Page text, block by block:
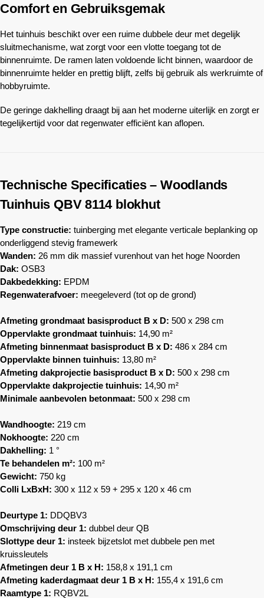
Comfort en Gebruiksgemak
Het tuinhuis beschikt over een ruime dubbele deur met degelijk
sluitmechanisme, wat zorgt voor een vlotte toegang tot de
binnenruimte. De ramen laten voldoende licht binnen, waardoor de
binnenruimte helder en prettig blijft, zelfs bij gebruik als werkruimte of
hobbyruimte.
De geringe dakhelling draagt bij aan het moderne uiterlijk en zorgt er
tegelijkertijd voor dat regenwater efficiënt kan aflopen.
Technische Specificaties –Woodlands
Tuinhuis QBV 8114 blokhut
Type constructie: tuinberging met elegante verticale beplanking op
onderliggend stevig framewerk
Wanden: 26 mm dik massief vurenhout van het hoge Noorden
Dak: OSB3
Dakbedekking: EPDM
Regenwaterafvoer: meegeleverd (tot op de grond)
Afmeting grondmaat basisproduct B x D: 500 x 298 cm
Oppervlakte grondmaat tuinhuis: 14,90 m²
Afmeting binnenmaat basisproduct B x D: 486 x 284 cm
Oppervlakte binnen tuinhuis: 13,80 m²
Afmeting dakprojectie basisproduct B x D: 500 x 298 cm
Oppervlakte dakprojectie tuinhuis: 14,90 m²
Minimale aanbevolen betonmaat: 500 x 298 cm
Wandhoogte: 219 cm
Nokhoogte: 220 cm
Dakhelling: 1 °
Te behandelen m²: 100 m²
Gewicht: 750 kg
Colli LxBxH: 300 x 112 x 59 + 295 x 120 x 46 cm
Deurtype 1: DDQBV3
Omschrijving deur 1: dubbel deur QB
Slottype deur 1: insteek bijzetslot met dubbele pen met
kruissleutels
Afmetingen deur 1 B x H: 158,8 x 191,1 cm
Afmeting kaderdagmaat deur 1 B x H: 155,4 x 191,6 cm
Raamtype 1: RQBV2L